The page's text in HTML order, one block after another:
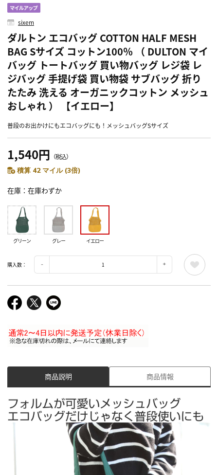
sixem
ダルトン エコバッグ COTTON HALF MESH
BAG Sサイズ コットン100％ （ DULTON マイ
バッグ トートバッグ 買い物バッグ レジ袋 レ
ジバッグ 手提げ袋 買い物袋 サブバッグ 折り
たたみ 洗える オーガニックコットン メッシュ
おしゃれ ） 【イエロー】
普段のお出かけにもエコバッグにも！メッシュバッグSサイズ
1,540円 （税込）
積算 42 マイル (3倍)
在庫 在庫わずか
グリーン グレー イエロー
購入数：
商品説明 商品情報